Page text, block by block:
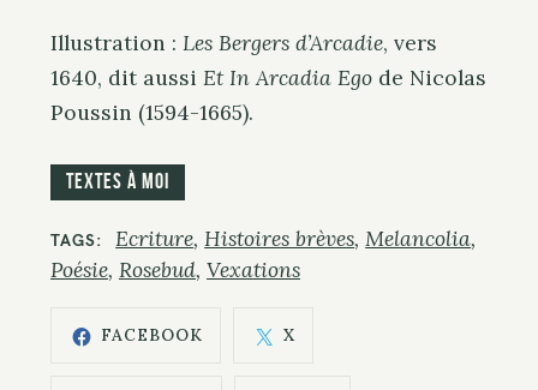
Illustration : Les Bergers d’Arcadie, vers
1640, dit aussi Et In Arcadia Ego de Nicolas
Poussin (1594-1665).
Textes à moi
TAGS Ecriture Histoires brèves Melancolia
Poésie Rosebud Vexations
FACEBOOK X